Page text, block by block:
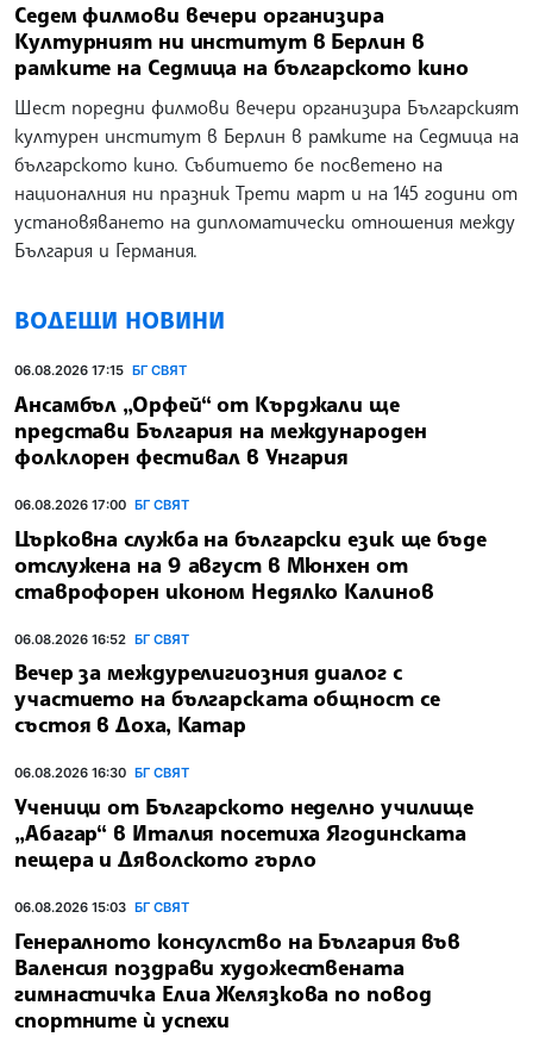
Седем филмови вечери организира
Културният ни институт в Берлин в
рамките на Седмица на българското кино
Шест поредни филмови вечери организира Българският
културен институт в Берлин в рамките на Седмица на
българското кино. Събитието бе посветено на
националния ни празник Трети март и на 145 години от
установяването на дипломатически отношения между
България и Германия.
ВОДЕЩИ НОВИНИ
06.08.2026 17:15 БГ СВЯТ
Ансамбъл „Орфей“ от Кърджали ще
представи България на международен
фолклорен фестивал в Унгария
06.08.2026 17:00 БГ СВЯТ
Църковна служба на български език ще бъде
отслужена на 9 август в Мюнхен от
ставрофорен иконом Недялко Калинов
06.08.2026 16:52 БГ СВЯТ
Вечер за междурелигиозния диалог с
участието на българската общност се
състоя в Доха, Катар
06.08.2026 16:30 БГ СВЯТ
Ученици от Българското неделно училище
„Абагар“ в Италия посетиха Ягодинската
пещера и Дяволското гърло
06.08.2026 15:03 БГ СВЯТ
Генералното консулство на България във
Валенсия поздрави художествената
гимнастичка Елиа Желязкова по повод
спортните ѝ успехи